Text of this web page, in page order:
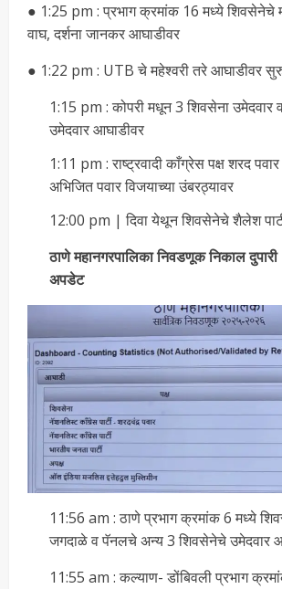
● 1:25 pm : प्रभाग क्रमांक 16 मध्ये शिवसेनेचे
वाघ, दर्शना जानकर आघाडीवर
● 1:22 pm : UTB चे महेश्वरी तरे आघाडीवर
1:15 pm : कोपरी मधून 3 शिवसेना उमेदवार
उमेदवार आघाडीवर
1:11 pm : राष्ट्रवादी काँग्रेस पक्ष शरद
अभिजित पवार विजयाच्या उंबरठ्यावर
12:00 pm | दिवा येथून शिवसेनेचे शैलेश
ठाणे महानगरपालिका निवडणूक निकाल
अपडेट
11:56 am : ठाणे प्रभाग क्रमांक 6 मध्ये
जगदाळे व पॅनलचे अन्य 3 शिवसेनेचे उमेदवार
11:55 am : कल्याण- डोंबिवली प्रभाग